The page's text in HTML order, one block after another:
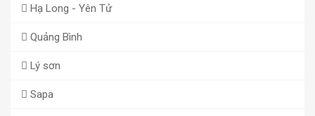
Hạ Long - Yên Tử
Quảng Bình
Lý sơn
Sapa